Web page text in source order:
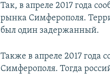
Так, в апреле 2017 года
рынка Симферополя.
был один задержанный.
Также в апреле 2017
Симферополя. Тогда